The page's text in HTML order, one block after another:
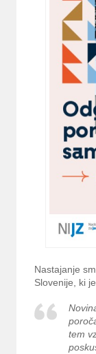
Nastajanje
Slovenije, ki
tem